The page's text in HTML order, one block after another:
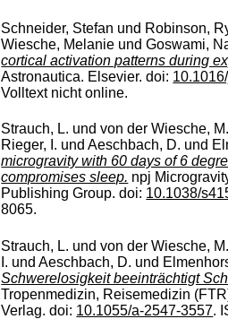
Schneider, Stefan und Robinson,
Wiesche, Melanie undGoswami,
cortical activation patterns during
Astronautica. Elsevier. doi:
Volltext nicht online.
Strauch, L. undvon der Wiesche,
Rieger, I. undAeschbach, D. und
microgravity with 60 days of 6
compromises sleep. npj
Publishing Group. doi: 10.1038/
8065.
Strauch, L. undvon der Wiesche,
I. undAeschbach, D. und
Schwerelosigkeit beeinträchtigt
Tropenmedizin, Reisemedizin
Verlag. doi: 10.1055/a-2547-3557.